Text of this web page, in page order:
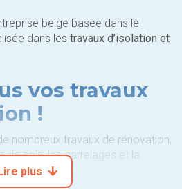
belge basée dans le
dans les travaux d’isolation et
vos travaux
!
nombreux travaux de rénovation,
de sols, les carrelages et la
plus